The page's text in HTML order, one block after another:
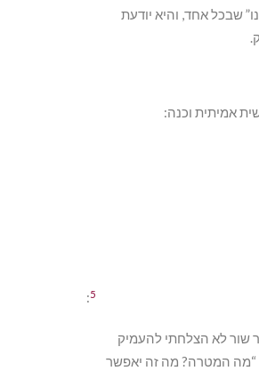
שבכל אחד, והיא יודעת
אמיתית וכנה:
:5
שור לא הצלחתי להעמיק
המטרה? מה זה יאפשר